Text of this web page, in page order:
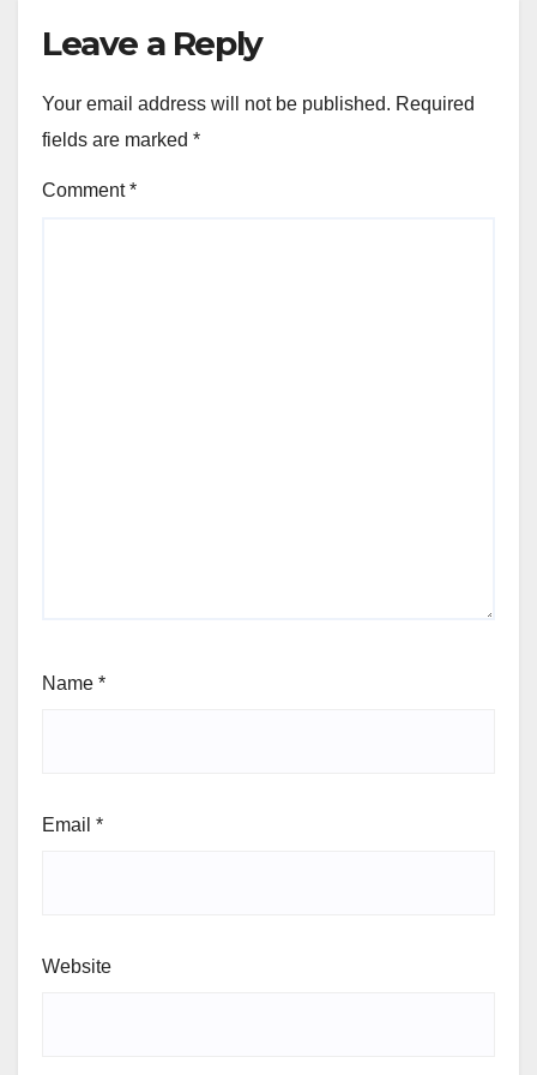
Leave a Reply
Your email address will not be published. Required
fields are marked *
Comment*
Name *
Email *
Website